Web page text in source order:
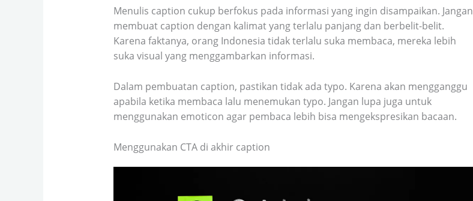
Menulis caption cukup berfokus pada informasi yang ingin disampaikan. Jangan
membuat caption dengan kalimat yang terlalu panjang dan berbelit-belit.
Karena faktanya, orang Indonesia tidak terlalu suka membaca, mereka lebih
suka visual yang menggambarkan informasi.
Dalam pembuatan caption, pastikan tidak ada typo. Karena akan mengganggu
apabila ketika membaca lalu menemukan typo. Jangan lupa juga untuk
menggunakan emoticon agar pembaca lebih bisa mengekspresikan bacaan.
Menggunakan CTA di akhir caption